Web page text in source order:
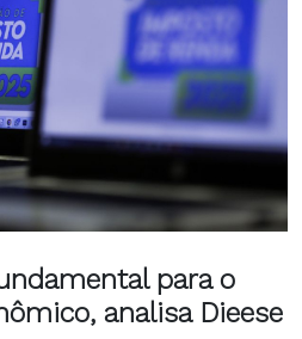
para o
analisa Dieese